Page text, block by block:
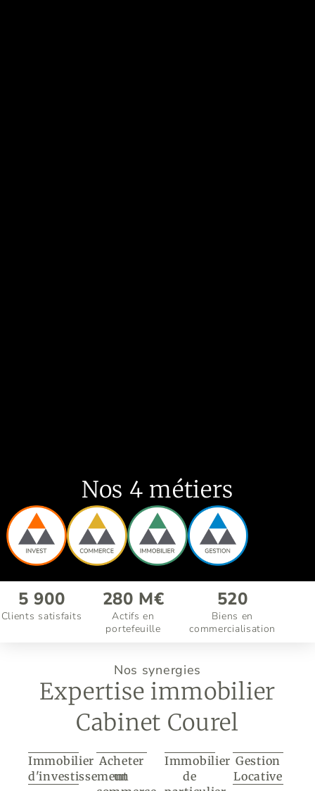
Nos 4 métiers
Clients satisfaits
5 900
Actifs en
portefeuille
280 M€
Biens en
commercialisation
520
Nos synergies
Expertise immobilier
Cabinet Courel
Immobilier
d'investissement
Acheter
un
Immobilier
de
Gestion
Locative